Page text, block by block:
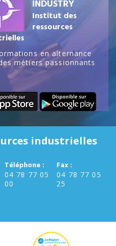
INDUSTRY
Institut des
ressources
en alternance
métiers passionnants
industrielles
Téléphone :
04 78 77 05
00
Fax :
04 78 77 05
25